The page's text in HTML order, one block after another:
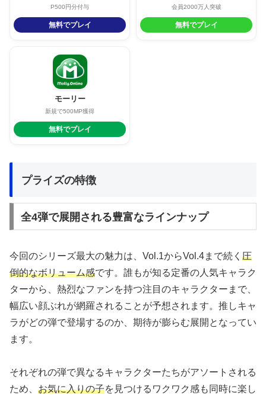
P500円分付与
無料でプレイ
会員2000万人突破
無料でプレイ
モーリー
新規で500MP獲得
無料でプレイ
プライズの特徴
全4弾で展開される豊富なラインナップ
今回のシリーズ最大の魅力は、Vol.1からVol.4まで続く 圧
倒的なボリューム感です。誰もが知る定番の人気キャラク
ターから、熱烈なファンを持つ注目のキャラクターまで、
幅広い顔ぶれが網羅されることが予想されます。推しキャ
ラがどの弾で登場するのか、期待が膨らむ展開となってい
ます。
それぞれの弾で異なるキャラクターたちがアソートされる
ため、 お気に入りの子を見つけるワクワク感も同時に楽し